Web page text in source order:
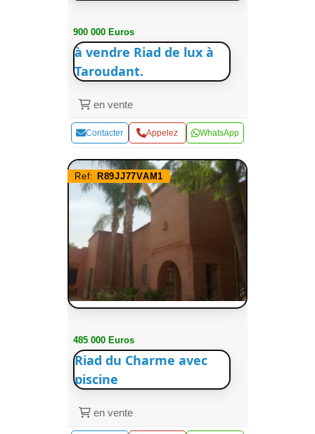
900 000 Euros
à vendre Riad de lux à
Taroudant.
en vente
Contacter Appelez WhatsApp
Ref: R89JJ77VAM1
485 000 Euros
Riad du Charme avec
piscine
en vente